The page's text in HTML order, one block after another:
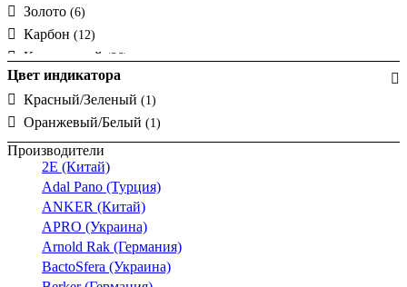
INTEGRO / MOBIL R TWIN
K.5(52)
LIFE(138)
LIFE/ALLURE
Linea(1)
LOGIQ(35)
MODUL(25)
Neve(1)
Plana(16)
Q.1 (6)
Q.1/Q.3(9)
Q.3(6)
Золото (6)
Карбон (12)
Коричневый (36)
Коричневый/Дымчатый
Красный(9)
Кремовый(51)
Металлик(1)
Оранжевый(3)
Под дерево(14)
Полярная белизна(48)
Светло-серый(9)
Серебро(5)
Серебро/Графит
Цвет индикатора
Красный/Зеленый (1)
Оранжевый/Белый (1)
Производители
2E (Китай)
Adal Pano (Турция)
ANKER (Китай)
APRO (Украина)
Arnold Rak (Германия)
BactoSfera (Украина)